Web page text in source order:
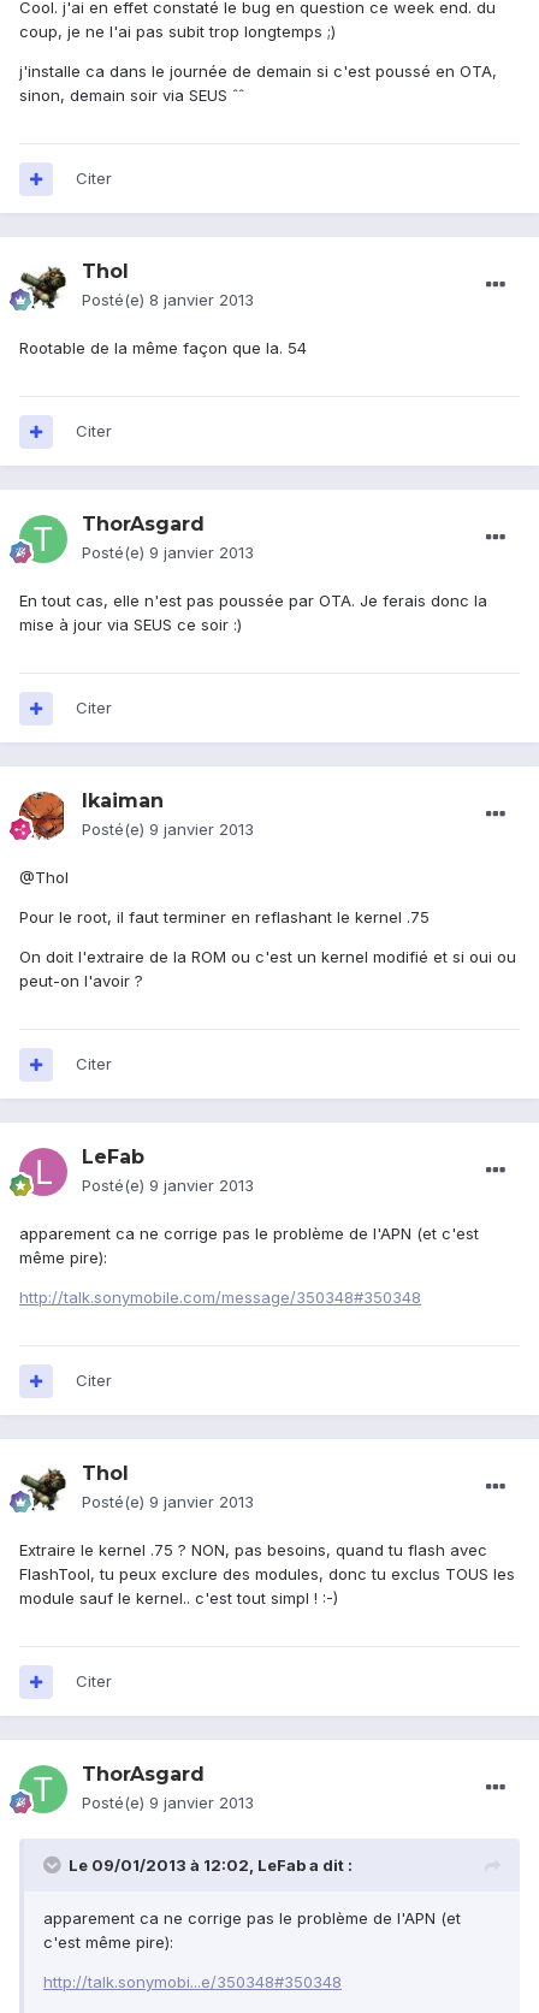
Cool. j'ai en effet constaté le bug en question ce week end. du
coup, je ne l'ai pas subit trop longtemps ;)
j'installe ca dans le journée de demain si c'est poussé en OTA,
sinon, demain soir via SEUS ˆˆ
Citer
Thol
Posté(e) 8 janvier 2013
Rootable de la même façon que la. 54
Citer
ThorAsgard
Posté(e) 9 janvier 2013
En tout cas, elle n'est pas poussée par OTA. Je ferais donc la
mise à jour via SEUS ce soir :)
Citer
lkaiman
Posté(e) 9 janvier 2013
@Thol
Pour le root, il faut terminer en reflashant le kernel .75
On doit l'extraire de la ROM ou c'est un kernel modifié et si oui ou
peut-on l'avoir ?
Citer
LeFab
Posté(e) 9 janvier 2013
apparement ca ne corrige pas le problème de l'APN (et c'est
même pire):
http://talk.sonymobile.com/message/350348#350348
Citer
Thol
Posté(e) 9 janvier 2013
Extraire le kernel .75 ? NON, pas besoins, quand tu flash avec
FlashTool, tu peux exclure des modules, donc tu exclus TOUS les
module sauf le kernel.. c'est tout simpl ! :-)
Citer
ThorAsgard
Posté(e) 9 janvier 2013
Le 09/01/2013 à 12:02, LeFab a dit :
apparement ca ne corrige pas le problème de l'APN (et
c'est même pire):
http://talk.sonymobi...e/350348#350348